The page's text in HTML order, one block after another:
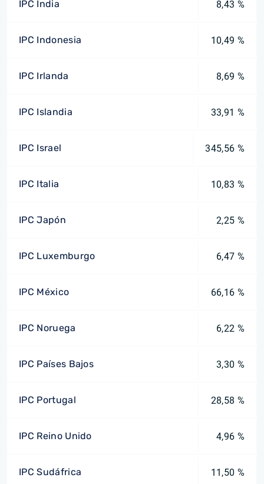
IPC India 8,43 %
IPC Indonesia 10,49 %
IPC Irlanda 8,69 %
IPC Islandia 33,91 %
IPC Israel 345,56 %
IPC Italia 10,83 %
IPC Japón 2,25 %
IPC Luxemburgo 6,47 %
IPC México 66,16 %
IPC Noruega 6,22 %
IPC Países Bajos 3,30 %
IPC Portugal 28,58 %
IPC Reino Unido 4,96 %
IPC Sudáfrica 11,50 %